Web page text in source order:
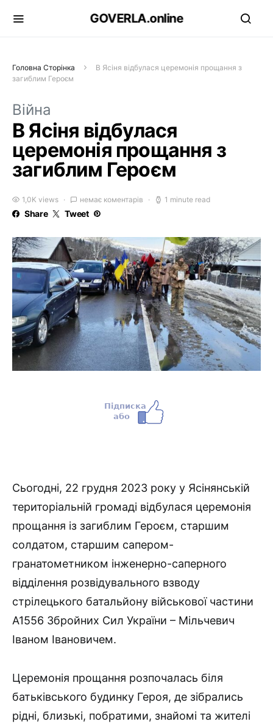
GOVERLA.online
Головна Сторінка
В Ясіня відбулася церемонія прощання з
загиблим Героєм
Війна
В Ясіня відбулася
церемонія прощання з
загиблим Героєм
1,0K views немає коментарів 1 minute read
Share Tweet
Сьогодні, 22 грудня 2023 року у Ясінянській
територіальній громаді відбулася церемонія
прощання із загиблим Героєм, старшим
солдатом, старшим сапером-
гранатометником інженерно-саперного
відділення розвідувального взводу
стрілецького батальйону військової частини
А1556 Збройних Сил України – Мільчевич
Іваном Івановичем.
Церемонія прощання розпочалась біля
батьківського будинку Героя, де зібрались
рідні, близькі, побратими, знайомі та жителі